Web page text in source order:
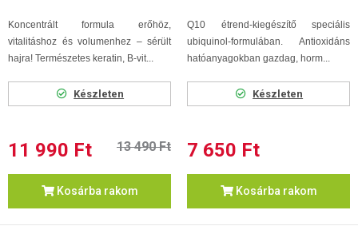
Koncentrált formula erőhöz,
vitalitáshoz és volumenhez – sérült
hajra! Természetes keratin, B-vit...
Készleten
11 990 Ft 13 490 Ft
Kosárba rakom
Q10 étrend-kiegészítő speciális
ubiquinol-formulában. Antioxidáns
hatóanyagokban gazdag, horm...
Készleten
7 650 Ft
Kosárba rakom